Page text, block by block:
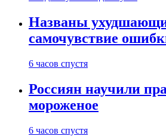
Названы
самочувствие
6 часов спустя
Россиян научили
мороженое
6 часов спустя